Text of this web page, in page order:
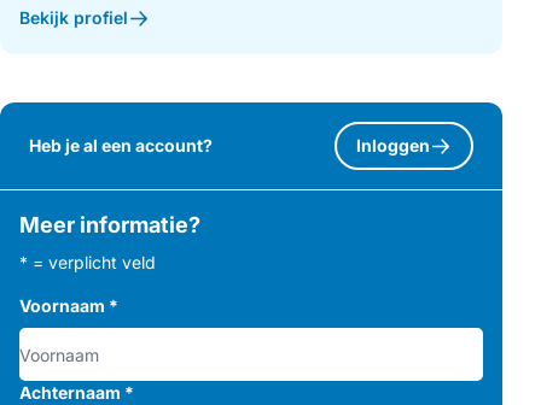
Bekijk profiel
Heb je al een account? Inloggen
Meer informatie?
* = verplicht veld
Voornaam *
Achternaam *